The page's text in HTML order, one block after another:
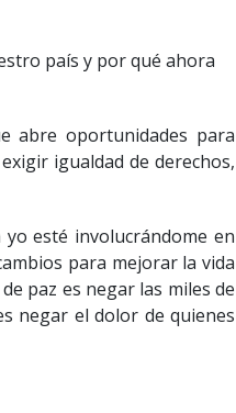
país y por qué ahora
abre oportunidades para
igualdad de derechos,
esté involucrándome en
para mejorar la vida
paz es negar las miles de
negar el dolor de quienes